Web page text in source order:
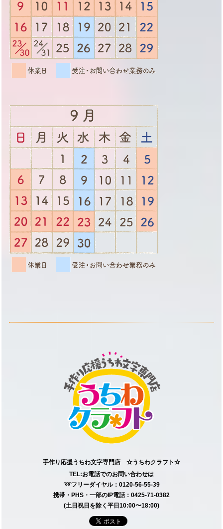
手作り応援うちわ文字専門店 ☆うちわクラフト☆
TEL:お電話でのお問い合わせは
➿フリーダイヤル：0120-56-55-39
携帯・PHS・一部のIP電話：0425-71-0382
(土日祝日を除く平日10:00〜18:00)